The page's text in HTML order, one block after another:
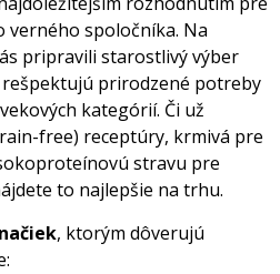
verného spoločníka. Na
pripravili starostlivý výber
prirodzené potreby
kategórií. Či už
free) receptúry, krmivá pre
stravu pre
to najlepšie na trhu.
, ktorým dôverujú